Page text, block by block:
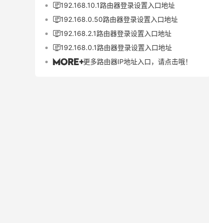
192.168.10.1路由器登录设置入口地址
192.168.0.50路由器登录设置入口地址
192.168.2.1路由器登录设置入口地址
192.168.0.1路由器登录设置入口地址
更多路由器IP地址入口，请点击哦！